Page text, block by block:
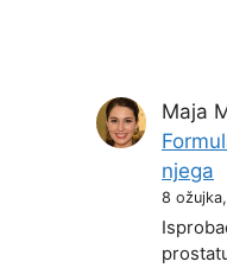
Maja
njega
8